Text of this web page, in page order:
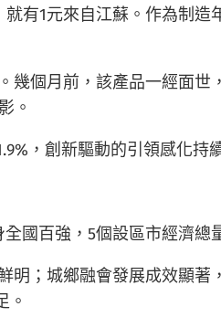
有1元來自江蘇。作為制
個月前，該產品一經面世
。
，創新驅動的引領感化持
國百強，5個設區市經濟總
；城鄉融會發展成效顯著
。